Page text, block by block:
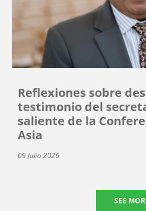
Reflexiones sobre
testimonio del
saliente de la
Asia
09 Julio 2026
SEE